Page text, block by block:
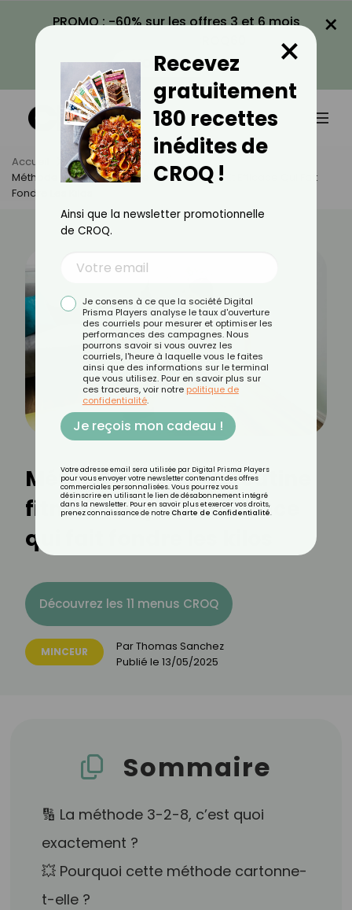
PROMO : -60% sur les offres 3 et 6 mois
VOIR LA PROMO
×
Accueil Actus
Minceur
Méthode 3-2-8 : La Routine Fitness Simple Et Efficace Qui Fait
Fondre Les Kilos
Méthode 3-2-8 : la routine
fitness simple et efficace
qui fait fondre les kilos
Découvrez les 11 menus CROQ
MINCEUR ParThomas Sanchez
Publié le 13/05/2025
Sommaire
🔢 La méthode 3-2-8, c’est quoi
exactement ?
💥 Pourquoi cette méthode cartonne-
t-elle ?
Recevez
gratuitement
180 recettes
inédites de
CROQ !
×
Ainsi que la newsletter promotionnelle
de CROQ.
Je consens à ce que la société Digital
Prisma Players analyse le taux d'ouverture
des courriels pour mesurer et optimiser les
performances des campagnes. Nous
pourrons savoir si vous ouvrez les
courriels, l'heure à laquelle vous le faites
ainsi que des informations sur le terminal
que vous utilisez. Pour en savoir plus sur
ces traceurs, voir notre politique de
confidentialité.
Je reçois mon cadeau !
Votre adresse email sera utilisée par Digital Prisma Players
pour vous envoyer votre newsletter contenant des offres
commerciales personnalisées. Vous pourrez vous
désinscrire en utilisant le lien de désabonnement intégré
dans la newsletter. Pour en savoir plus et exercer vos droits,
prenez connaissance de notre Charte de Confidentialité.